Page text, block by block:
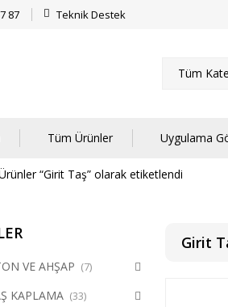
87 Teknik Destek
Tüm
Tüm Ürünler Uygulama
“Girit Taş” olarak etiketlendi
Girit
VE AHŞAP (7)
KAPLAMA (33)